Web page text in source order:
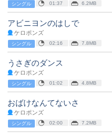
シングル 01:37 6.2MB
アビニヨンのはしで
ケロポンズ
シングル 02:16 7.8MB
うさぎのダンス
ケロポンズ
シングル 01:02 4.8MB
おばけなんてないさ
ケロポンズ
シングル 02:00 7.2MB